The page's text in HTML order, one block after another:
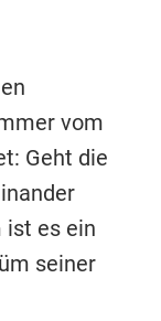
vom
Geht die
ist es ein
seiner